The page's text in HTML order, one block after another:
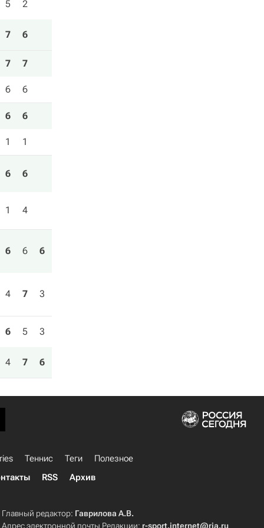
5 2
7 6
7 7
6 6
6 6
1 1
6 6
1 4
6 6 6
4 7 3
6 5 3
4 7 6
Теннис Теги
Полезное
RSS Архив
Главный редактор: Гаврилова А.В.
Адрес электронной почты Редакции: r-sport.internet@ria.ru